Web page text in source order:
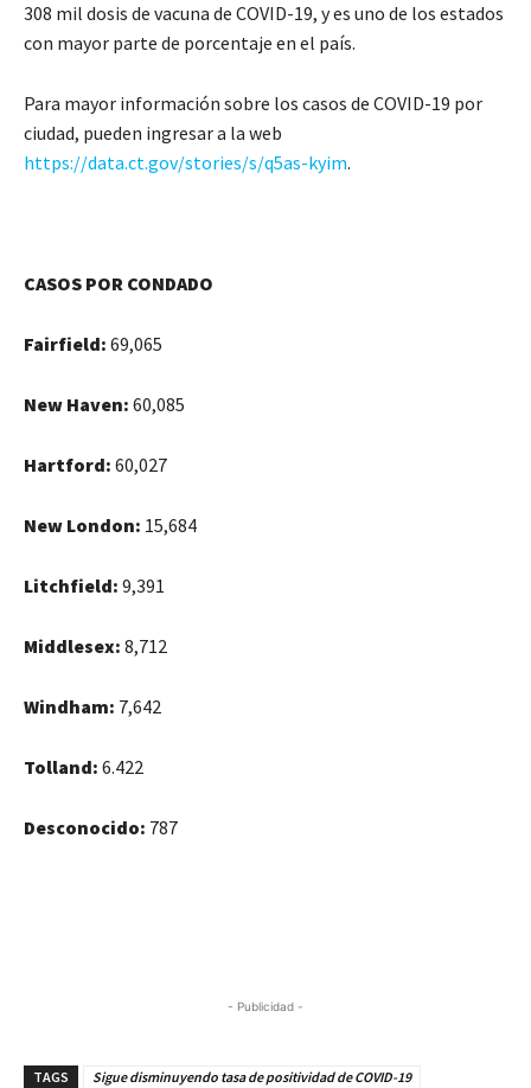
308 mil dosis de vacuna de COVID-19, y es uno de los estados
con mayor parte de porcentaje en el país.
Para mayor información sobre los casos de COVID-19 por
ciudad, pueden ingresar a la web
https://data.ct.gov/stories/s/q5as-kyim.
CASOS POR CONDADO
Fairfield: 69,065
New Haven: 60,085
Hartford: 60,027
New London: 15,684
Litchfield: 9,391
Middlesex: 8,712
Windham: 7,642
Tolland: 6.422
Desconocido: 787
- Publicidad -
TAGS Sigue disminuyendo tasa de positividad de COVID-19